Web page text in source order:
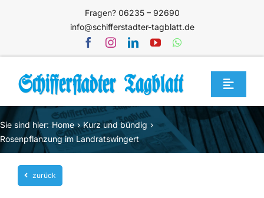
Fragen? 06235 – 92690
info@schifferstadter-tagblatt.de
Toggle
Home
Themen
Blog
Unternehmen
Sie sind hier: Home
Kurz und bündig
Rosenpflanzung im Landratswingert
zurück